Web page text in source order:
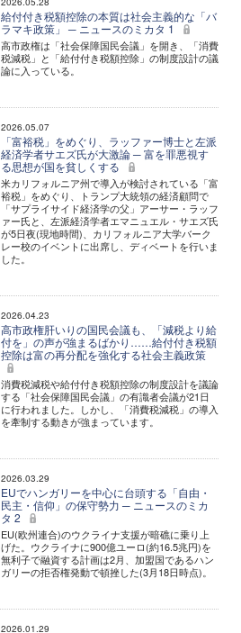
給付付き税額控除の本質は社会主義的な「バ
ラマキ政策」 ─ ニュースのミカタ 1
高市政権は「社会保障国民会議」を開き、「消費
税減税」と「給付付き税額控除」の制度設計の議
論に入っている。
2026.05.07
「富裕税」をめぐり、ラッファー博士と左派
経済学者サエズ氏が大激論 ─ 富を罪悪視す
る思想が国を貧しくする
米カリフォルニア州で導入が検討されている「富
裕税」をめぐり、トランプ大統領の経済顧問で
「サプライサイド経済学の父」アーサー・ラッフ
ァー氏と、左派経済学者エマニュエル・サエズ氏
が5日夜(現地時間)、カリフォルニア大学バーク
レー校のイベントに出席し、ディベートを行いま
した。
2026.04.23
高市政権肝いりの国民会議も、「減税より給
付を」の声が強まるばかり……給付付き税額
控除は富の再分配を強化する社会主義政策
消費税減税や給付付き税額控除の制度設計を議論
する「社会保障国民会議」の有識者会議が21日
に行われました。しかし、「消費税減税」の導入
を牽制する動きが強まっています。
2026.03.29
EUでハンガリーを中心に台頭する「自由・
民主・信仰」の保守勢力 ─ ニュースのミカ
タ 2
EU(欧州連合)のウクライナ支援が暗礁に乗り上
げた。ウクライナに900億ユーロ(約16.5兆円)を
無利子で融資する計画は2月、加盟国であるハン
ガリーの拒否権発動で頓挫した(3月18日時点)。
2026.01.29